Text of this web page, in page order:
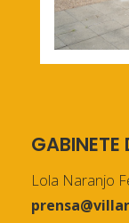
GABINETE
Lola Naranjo